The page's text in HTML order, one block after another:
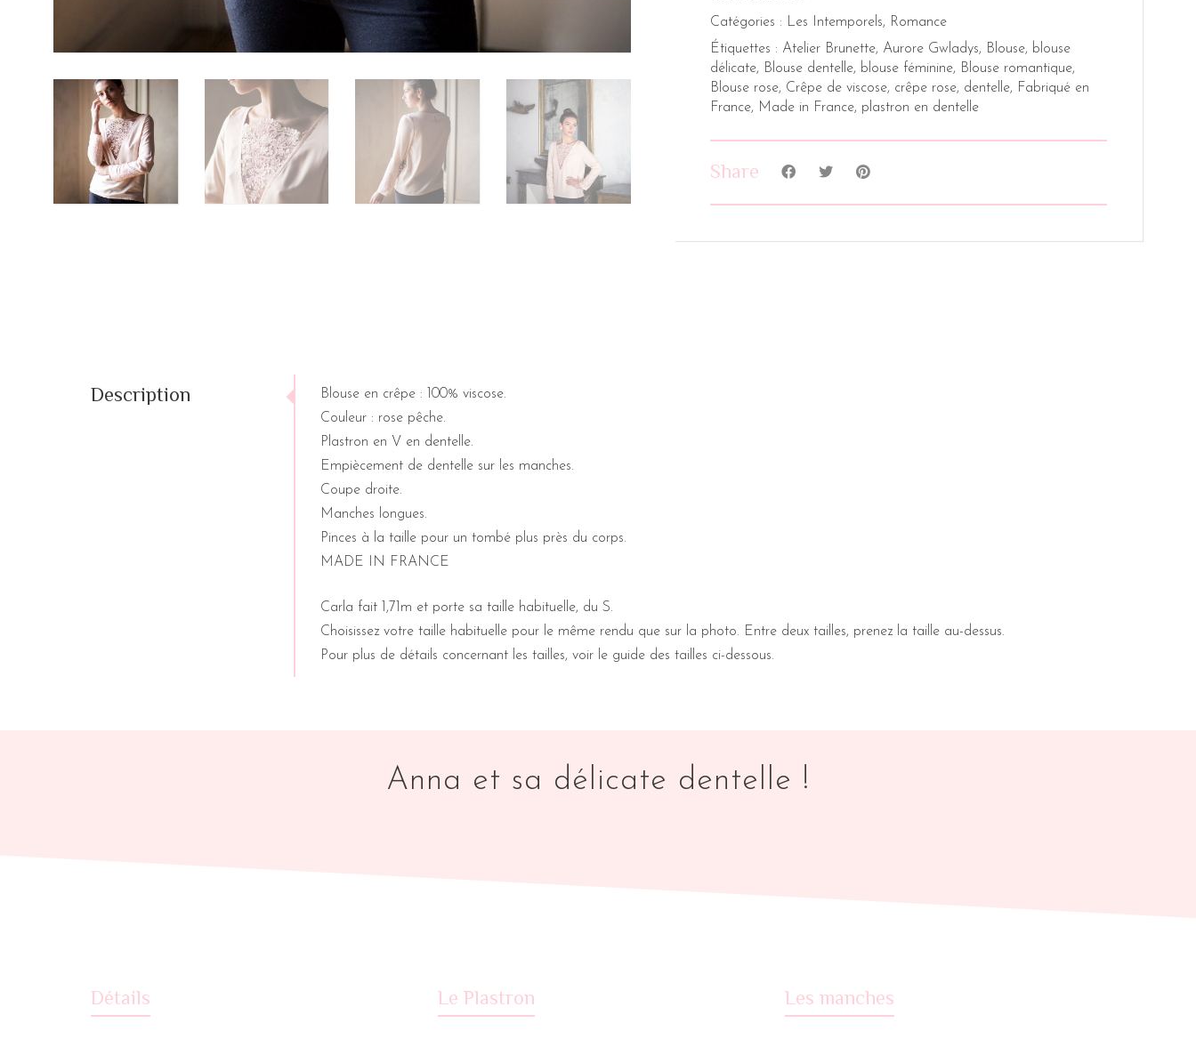
Catégories : Les Intemporels, Romance
Étiquettes : Atelier Brunette, Aurore Gwladys, Blouse, blouse
délicate, Blouse dentelle, blouse féminine, Blouse romantique,
Blouse rose, Crêpe de viscose, crêpe rose, dentelle, Fabriqué en
France, Made in France, plastron en dentelle
Share
Description
Blouse en crêpe : 100% viscose.
Couleur : rose pêche.
Plastron en V en dentelle.
Empiècement de dentelle sur les manches.
Coupe droite.
Manches longues.
Pinces à la taille pour un tombé plus près du corps.
MADE IN FRANCE
Carla fait 1,71m et porte sa taille habituelle, du S.
Choisissez votre taille habituelle pour le même rendu que sur la photo. Entre deux tailles, prenez la taille au-dessus.
Pour plus de détails concernant les tailles, voir le guide des tailles ci-dessous.
Anna et sa délicate dentelle !
Détails Le Plastron Les manches